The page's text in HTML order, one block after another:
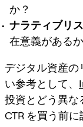
か？
ナラティブリ
在意義がある
デジタル資産
い参考として、
投資とどう異な
CTR を買う前